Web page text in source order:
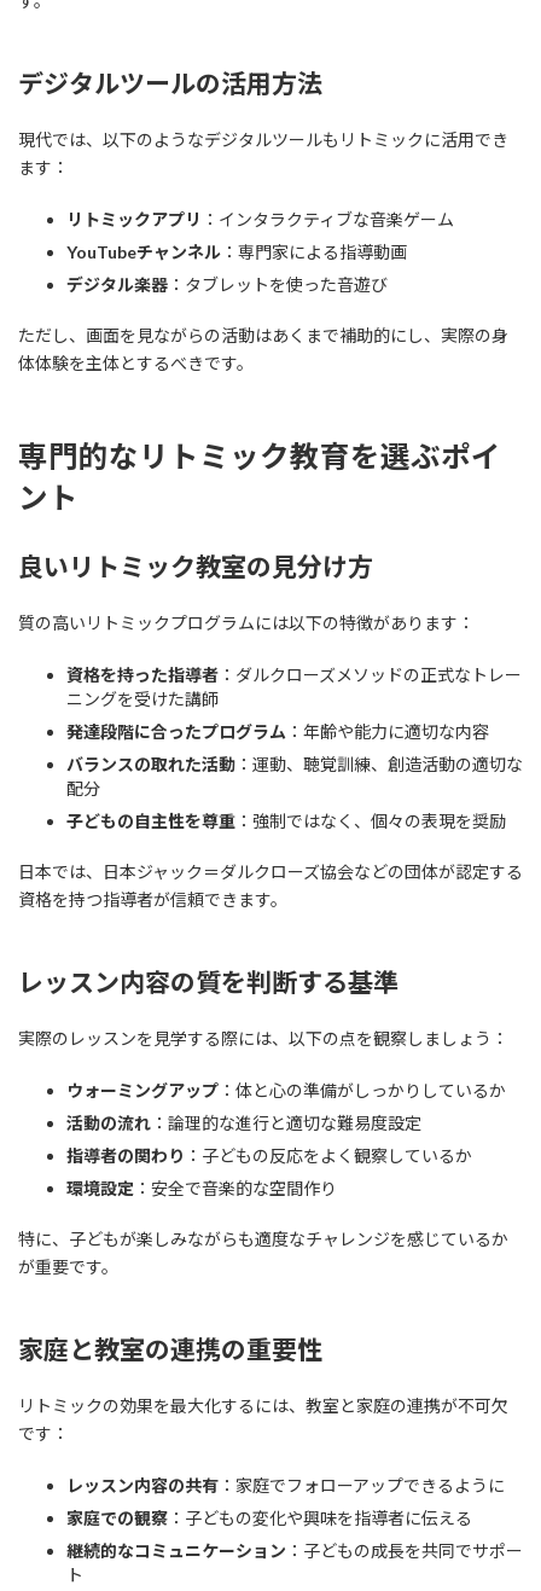
デジタルツールの活用方法
現代では、以下のようなデジタルツールもリトミックに活用でき
ます：
リトミックアプリ ：インタラクティブな音楽ゲーム
YouTubeチャンネル ：専門家による指導動画
デジタル楽器 ：タブレットを使った音遊び
ただし、画面を見ながらの活動はあくまで補助的にし、実際の身
体体験を主体とするべきです。
専門的なリトミック教育を選ぶポイ
ント
良いリトミック教室の見分け方
質の高いリトミックプログラムには以下の特徴があります：
資格を持った指導者 ：ダルクローズメソッドの正式なトレー
ニングを受けた講師
発達段階に合ったプログラム ：年齢や能力に適切な内容
バランスの取れた活動 ：運動、聴覚訓練、創造活動の適切な
配分
子どもの自主性を尊重 ：強制ではなく、個々の表現を奨励
日本では、日本ジャック＝ダルクローズ協会などの団体が認定する
資格を持つ指導者が信頼できます。
レッスン内容の質を判断する基準
実際のレッスンを見学する際には、以下の点を観察しましょう：
ウォーミングアップ ：体と心の準備がしっかりしているか
活動の流れ ：論理的な進行と適切な難易度設定
指導者の関わり ：子どもの反応をよく観察しているか
環境設定 ：安全で音楽的な空間作り
特に、子どもが楽しみながらも適度なチャレンジを感じているか
が重要です。
家庭と教室の連携の重要性
リトミックの効果を最大化するには、教室と家庭の連携が不可欠
です：
レッスン内容の共有 ：家庭でフォローアップできるように
家庭での観察 ：子どもの変化や興味を指導者に伝える
継続的なコミュニケーション ：子どもの成長を共同でサポー
ト